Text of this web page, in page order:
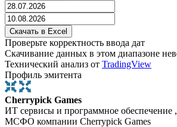
Проверьте корректность ввода дат
Скачивание данных в этом диапазоне
Технический анализ от TradingView
Профиль эмитента
Cherrypick Games
ИТ сервисы и программное обеспечение
МСФО компании Cherrypick Games